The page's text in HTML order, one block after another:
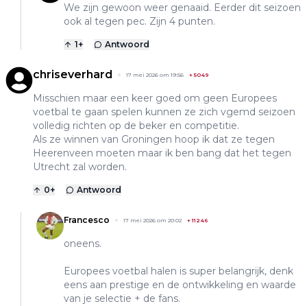
We zijn gewoon weer genaaid. Eerder dit seizoen
ook al tegen pec. Zijn 4 punten.
1+ Antwoord
chriseverhard 17 mei 2026 om 19:56 + 5049
Misschien maar een keer goed om geen Europees
voetbal te gaan spelen kunnen ze zich vgemd seizoen
volledig richten op de beker en competitie.
Als ze winnen van Groningen hoop ik dat ze tegen
Heerenveen moeten maar ik ben bang dat het tegen
Utrecht zal worden.
0+ Antwoord
Francesco 17 mei 2026 om 20:02 +11246
oneens.
Europees voetbal halen is super belangrijk, denk
eens aan prestige en de ontwikkeling en waarde
van je selectie + de fans.